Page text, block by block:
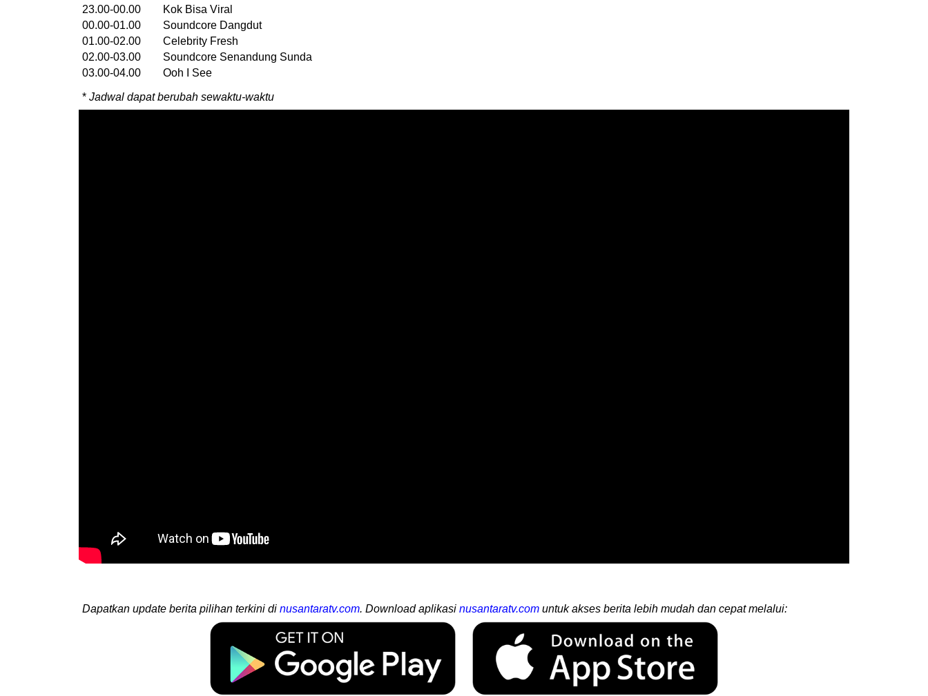
23.00-00.00 Kok Bisa Viral
00.00-01.00 Soundcore Dangdut
01.00-02.00 Celebrity Fresh
02.00-03.00 Soundcore Senandung Sunda
03.00-04.00 Ooh I See
* Jadwal dapat berubah sewaktu-waktu
Dapatkan update berita pilihan terkini di nusantaratv.com. Download aplikasi nusantaratv.com untuk akses berita lebih mudah dan cepat melalui: